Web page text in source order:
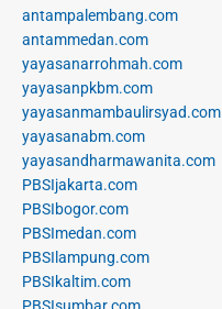
antampalembang.com
antammedan.com
yayasanarrohmah.com
yayasanpkbm.com
yayasanmambaulirsyad.com
yayasanabm.com
yayasandharmawanita.com
PBSIjakarta.com
PBSIbogor.com
PBSImedan.com
PBSIlampung.com
PBSIkaltim.com
PBSIsumbar.com